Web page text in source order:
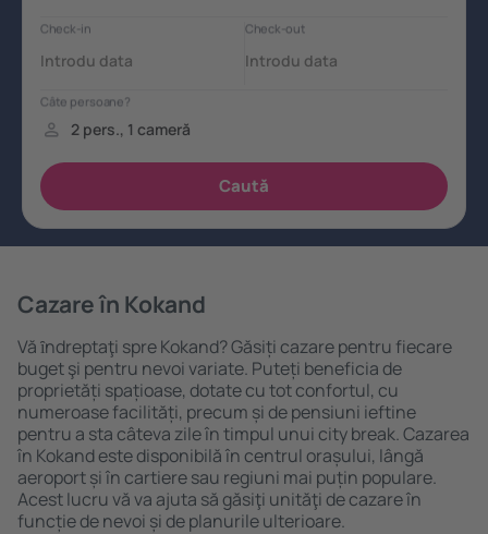
Cazare în Kokand
Vă ȋndreptaţi spre Kokand? Găsiți cazare pentru fiecare
buget şi pentru nevoi variate. Puteți beneficia de
proprietăți spațioase, dotate cu tot confortul, cu
numeroase facilități, precum și de pensiuni ieftine
pentru a sta câteva zile în timpul unui city break. Cazarea
în Kokand este disponibilă în centrul orașului, lângă
aeroport și în cartiere sau regiuni mai puțin populare.
Acest lucru vă va ajuta să găsiţi unităţi de cazare în
funcție de nevoi și de planurile ulterioare.